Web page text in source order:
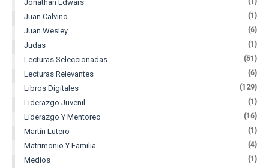
Jonathan Edwars
Juan Calvino (1)
Juan Wesley (6)
Judas (1)
Lecturas Seleccionadas (51)
Lecturas Relevantes (6)
Libros Digitales (129)
Liderazgo Juvenil (1)
Liderazgo Y Mentoreo (16)
Martín Lutero (1)
Matrimonio Y Familia (4)
Medios (1)